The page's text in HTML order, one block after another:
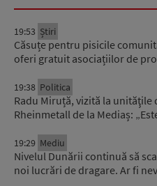
19:53 Știri
Căsuțe pentru pisicile
oferi gratuit asociațiilor de
19:38 Politica
Radu Miruță, vizită la unităţile
Rheinmetall de la Mediaș:
19:29 Mediu
Nivelul Dunării continuă să
noi lucrări de dragare. Ar fi